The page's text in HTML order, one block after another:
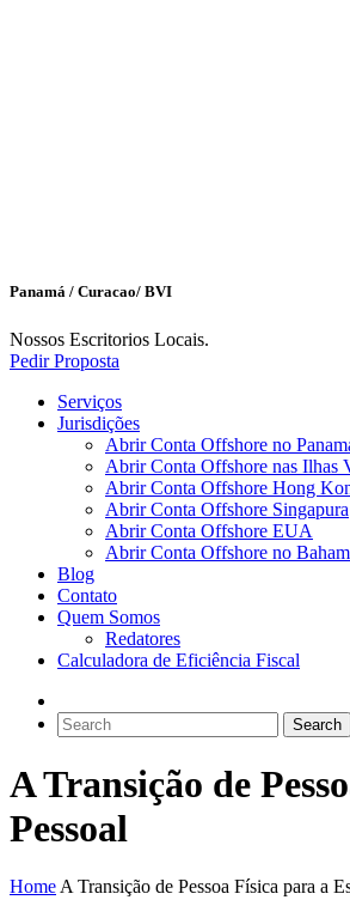
Panamá / Curacao/ BVI
Nossos Escritorios Locais.
Pedir Proposta
Serviços
Jurisdições
Abrir Conta Offshore no
Abrir Conta Offshore nas Ilhas
Abrir Conta Offshore Hong
Abrir Conta Offshore Singapura
Abrir Conta Offshore EUA
Abrir Conta Offshore no
Blog
Contato
Quem Somos
Redatores
Calculadora de Eficiência Fiscal
A Transição de
Pessoal
Home A Transição de Pessoa Física para a